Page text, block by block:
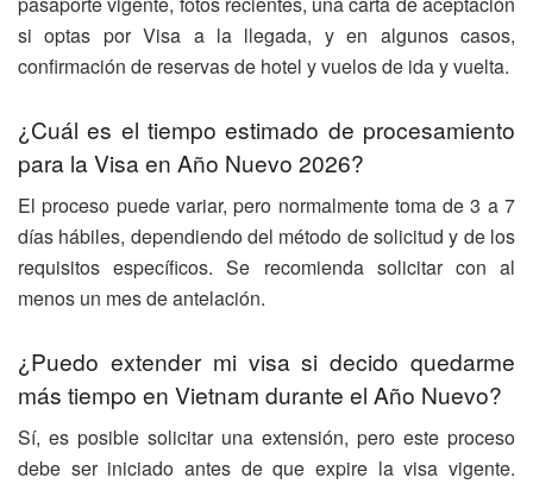
si optas por Visa a la llegada, y en algunos casos,
confirmación de reservas de hotel y vuelos de ida y vuelta.
¿Cuál es el tiempo estimado de procesamiento
para la Visa en Año Nuevo 2026?
El proceso puede variar, pero normalmente toma de 3 a 7
días hábiles, dependiendo del método de solicitud y de los
requisitos específicos. Se recomienda solicitar con al
menos un mes de antelación.
¿Puedo extender mi visa si decido quedarme
más tiempo en Vietnam durante el Año Nuevo?
Sí, es posible solicitar una extensión, pero este proceso
debe ser iniciado antes de que expire la visa vigente.